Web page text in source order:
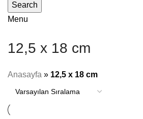
Search
Menu
12,5 x 18 cm
Anasayfa » 12,5 x 18 cm